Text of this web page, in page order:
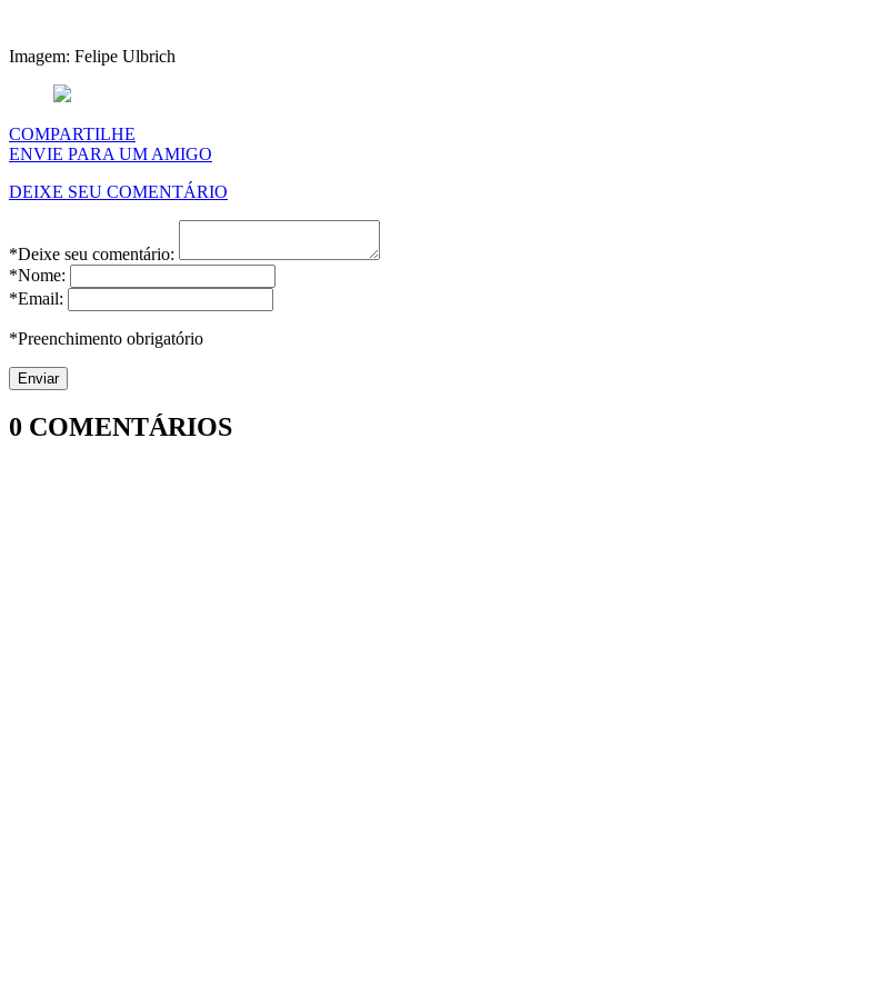
Imagem: Felipe Ulbrich
COMPARTILHE
ENVIE PARA UM AMIGO
DEIXE SEU COMENTÁRIO
*Deixe seu comentário:
*Nome:
*Email:
*Preenchimento obrigatório
0 COMENTÁRIOS